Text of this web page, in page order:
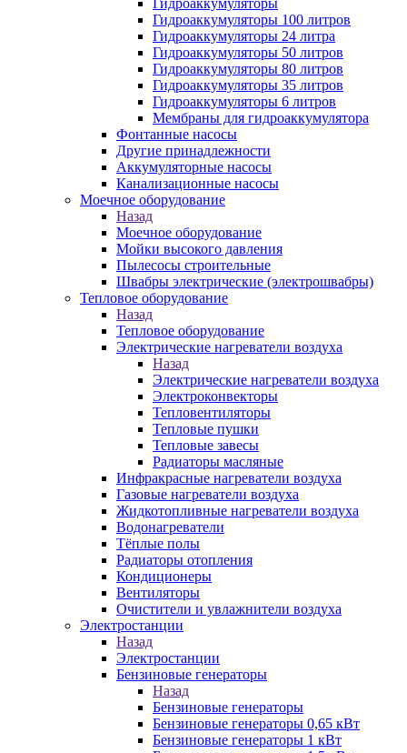
Гидроаккумуляторы
Гидроаккумуляторы 100 литров
Гидроаккумуляторы 24 литра
Гидроаккумуляторы 50 литров
Гидроаккумуляторы 80 литров
Гидроаккумуляторы 35 литров
Гидроаккумуляторы 6 литров
Мембраны для гидроаккумулятора
Фонтанные насосы
Другие принадлежности
Аккумуляторные насосы
Канализационные насосы
Моечное оборудование
Назад
Моечное оборудование
Мойки высокого давления
Пылесосы строительные
Швабры электрические (электрошвабры)
Тепловое оборудование
Назад
Тепловое оборудование
Электрические нагреватели воздуха
Назад
Электрические нагреватели воздуха
Электроконвекторы
Тепловентиляторы
Тепловые пушки
Тепловые завесы
Радиаторы масляные
Инфракрасные нагреватели воздуха
Газовые нагреватели воздуха
Жидкотопливные нагреватели воздуха
Водонагреватели
Тёплые полы
Радиаторы отопления
Кондиционеры
Вентиляторы
Очистители и увлажнители воздуха
Электростанции
Назад
Электростанции
Бензиновые генераторы
Назад
Бензиновые генераторы
Бензиновые генераторы 0,65 кВт
Бензиновые генераторы 1 кВт